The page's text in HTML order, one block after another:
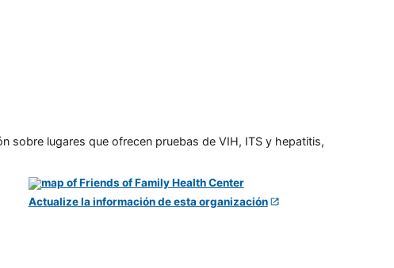
sobre lugares que ofrecen pruebas de VIH, ITS y hepatitis,
Actualize la información de esta organización